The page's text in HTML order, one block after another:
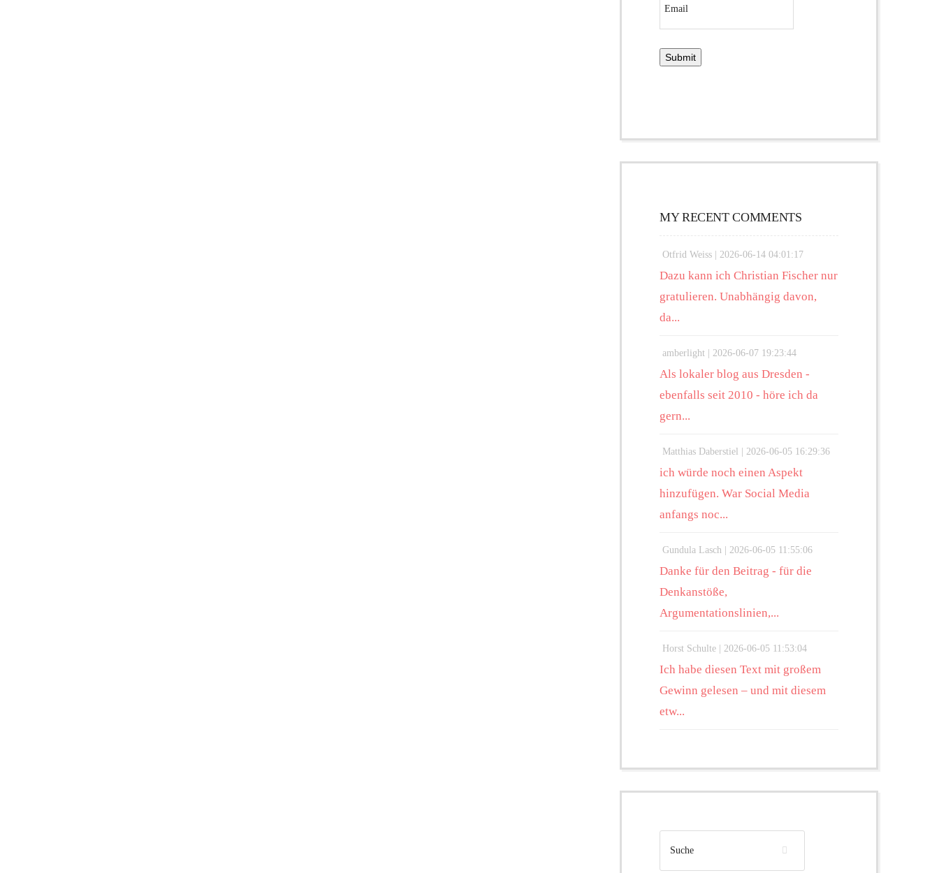
MY RECENT COMMENTS
Otfrid Weiss | 2026-06-14 04:01:17
Dazu kann ich Christian Fischer nur
gratulieren. Unabhängig davon,
da...
amberlight | 2026-06-07 19:23:44
Als lokaler blog aus Dresden -
ebenfalls seit 2010 - höre ich da
gern...
Matthias Daberstiel | 2026-06-05 16:29:36
ich würde noch einen Aspekt
hinzufügen. War Social Media
anfangs noc...
Gundula Lasch | 2026-06-05 11:55:06
Danke für den Beitrag - für die
Denkanstöße,
Argumentationslinien,...
Horst Schulte | 2026-06-05 11:53:04
Ich habe diesen Text mit großem
Gewinn gelesen – und mit diesem
etw...